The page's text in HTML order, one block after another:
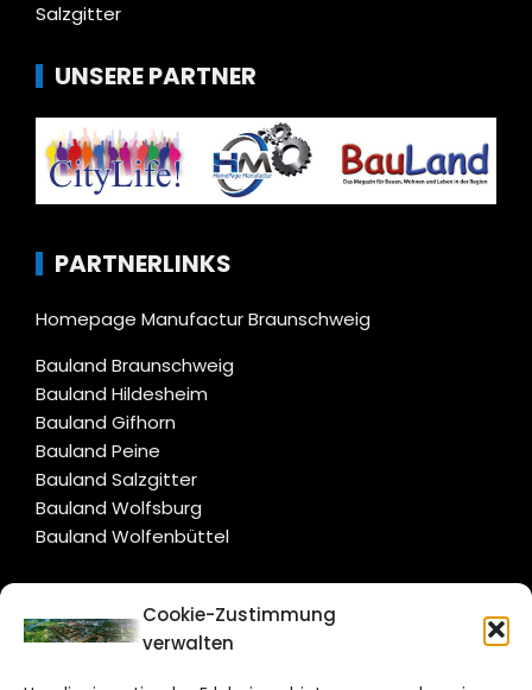
Cookie-Zustimmung
verwalten
Salzgitter
UNSERE PARTNER
PARTNERLINKS
Homepage Manufactur Braunschweig
Bauland Braunschweig
Bauland Hildesheim
Bauland Gifhorn
Bauland Peine
Bauland Salzgitter
Bauland Wolfsburg
Bauland Wolfenbüttel
CITYLIFE!